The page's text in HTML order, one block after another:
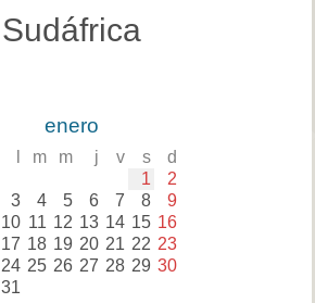
Sudáfrica
enero
m m j v s d
1 2
3 4 5 6 7 8 9
10 11 12 13 14 15 16
17 18 19 20 21 22 23
24 25 26 27 28 29 30
31